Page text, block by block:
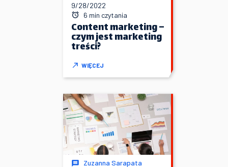
9/28/2022
6 min czytania
Content marketing –
czym jest marketing
treści?
WIĘCEJ
Zuzanna Sarapata